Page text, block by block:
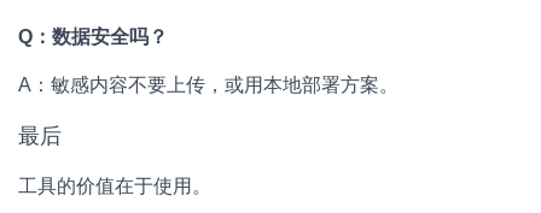
Q：数据安全吗？
A：敏感内容不要上传，或用本地部署方案。
最后
工具的价值在于使用。